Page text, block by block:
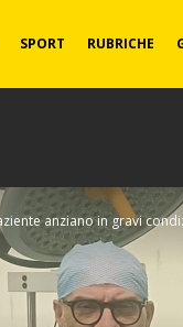
SPORT RUBRICHE
anziano in gravi